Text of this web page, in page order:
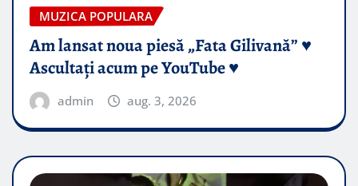
MUZICA POPULARA
Am lansat noua piesă „Fata Gilivană” ♥️
Ascultați acum pe YouTube ♥️
admin aug. 3, 2026